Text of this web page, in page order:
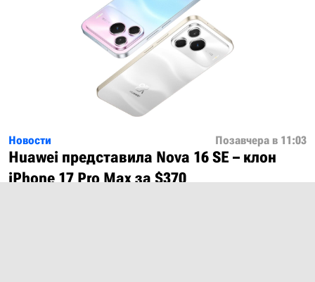
Новости Позавчера в 11:03
Huawei представила Nova 16 SE – клон
iPhone 17 Pro Max за $370